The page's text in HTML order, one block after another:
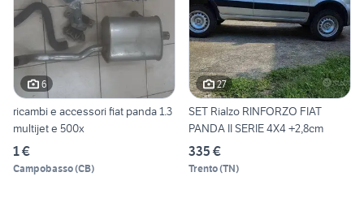
6
ricambi e accessori fiat panda 1.3
multijet e 500x
1 €
Campobasso(CB)
27
SET Rialzo RINFORZO FIAT
PANDA II SERIE 4X4 +2,8cm
335 €
Trento(TN)